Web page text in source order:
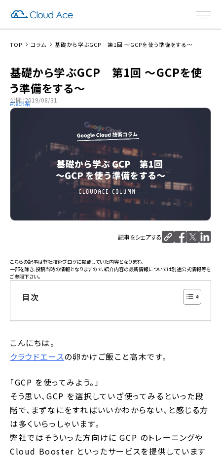
TOP コラム 基礎から学ぶGCP 第1回 〜GCPを使う準備をする〜
基礎から学ぶGCP 第1回 〜GCPを使
う準備をする〜
公開：2019/08/31
tech系
記事をシェアする
こちらの記事は弊社技術ブログに掲載していた内容となります。
一部を除き、投稿当時の情報となりますので、紹介内容の最新情報については別途公式情報等を
ご参照下さい。
目次
こんにちは。
クラウドエースの卵かけご飯こと高木です。
「GCP を使ってみよう。」
そう思い、GCP を選択していざ使ってみるといった段
階で、まずなにをすればいいかわからない、と感じる方
は多くいらっしゃいます。
弊社ではそういった方向けに GCP のトレーニングや
Cloud Booster といったサービスを提供しています